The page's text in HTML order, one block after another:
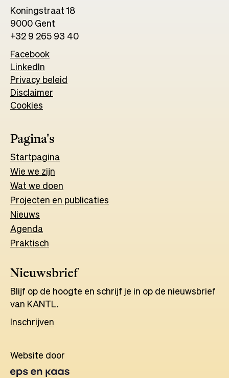
Koningstraat 18
9000 Gent
+32 9 265 93 40
Facebook
a
new
LinkedIn
in
a
Privacy beleid
Disclaimer
Cookies
Pagina's
Startpagina
Wie we zijn
Wat we doen
Projecten en publicaties
Nieuws
Agenda
Praktisch
Nieuwsbrief
Blijf op de hoogte en schrijf je in op de nieuwsbrief
van KANTL.
Inschrijven
Website door
in